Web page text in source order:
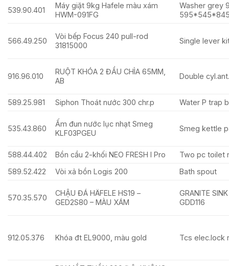
539.90.401
Máy giặt 9kg Hafele màu xám
HWM-091FG
Washer grey
566.49.250
Vòi bếp Focus 240 pull-rod
31815000
Single lever
916.96.010
RUỘT KHÓA 2 ĐẦU CHÌA 65MM,
AB
Double
589.25.981 Siphon Thoát nước 300 chr.p Water P trap
535.43.860
Ấm đun nước lục nhạt Smeg
KLF03PGEU
Smeg kettle
588.44.402 Bồn cầu 2-khối NEO FRESH I Pro
Two pc toilet
589.52.422
Vòi xả bồn Logis 200 Bath spout
570.35.570
CHẬU ĐÁ HÄFELE HS19 –
GED2S80 – MÀU XÁM
GRANITE
GDD116
912.05.376 Khóa đt EL9000, màu gold Tcs elec.lock